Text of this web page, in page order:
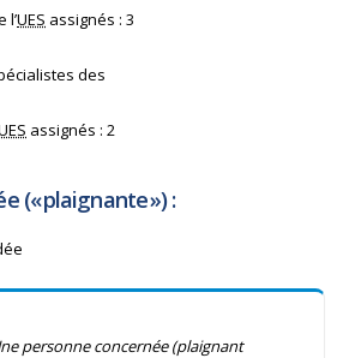
l’UES assignés : 3
des
assignés : 2
(« plaignante ») :
personne concernée (plaignant